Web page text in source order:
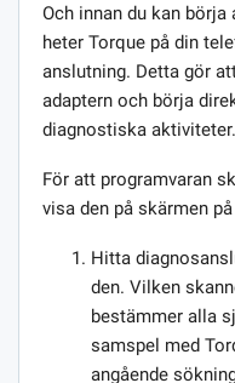
Och innan du kan
heter Torque på din
anslutning. Detta gör
adaptern och börja
diagnostiska aktiviteter.
För att programvaran
visa den på skärmen
Hitta
den. Vilken
bestämmer alla
samspel med
angående